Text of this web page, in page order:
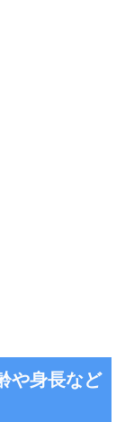
や身長など